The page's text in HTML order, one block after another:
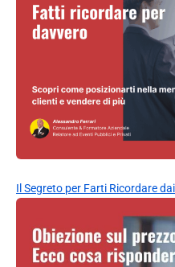
Il Segreto per Farti Ricordare